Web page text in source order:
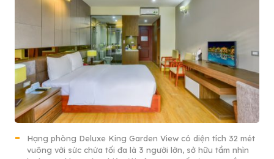
Hạng phòng Deluxe King Garden View có diện tích 32 mét
vuông với sức chứa tối đa là 3 người lớn, sở hữu tầm nhìn